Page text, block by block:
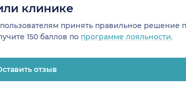
клинике
принять правильное решение
150 баллов по программе лояльности.
отзыв